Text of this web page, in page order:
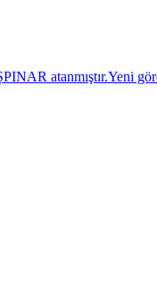
atanmıştır.Yeni